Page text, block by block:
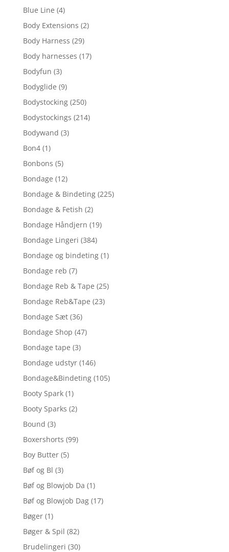
Blue Line (4)
Body Extensions (2)
Body Harness (29)
Body harnesses (17)
Bodyfun (3)
Bodyglide (9)
Bodystocking (250)
Bodystockings (214)
Bodywand (3)
Bon4 (1)
Bonbons (5)
Bondage (12)
Bondage & Bindeting (225)
Bondage & Fetish (2)
Bondage Håndjern (19)
Bondage Lingeri (384)
Bondage og bindeting (1)
Bondage reb (7)
Bondage Reb & Tape (25)
Bondage Reb&Tape (23)
Bondage Sæt (36)
Bondage Shop (47)
Bondage tape (3)
Bondage udstyr (146)
Bondage&Bindeting (105)
Booty Spark (1)
Booty Sparks (2)
Bound (3)
Boxershorts (99)
Boy Butter (5)
Bøf og Bl (3)
Bøf og Blowjob Da (1)
Bøf og Blowjob Dag (17)
Bøger (1)
Bøger & Spil (82)
Brudelingeri (30)